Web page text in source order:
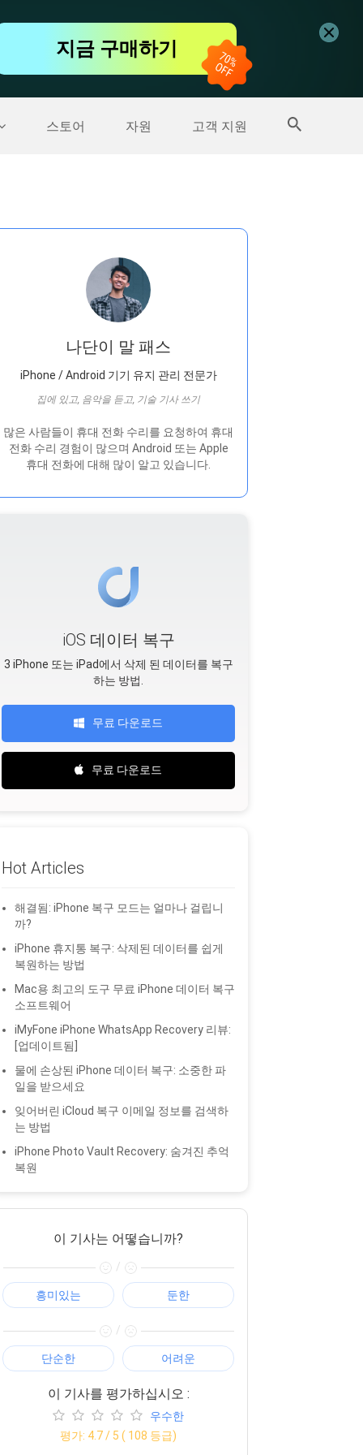
지금 구매하기
스토어 자원 고객 지원
더 많은 제품
나단이 말 패스
iPhone / Android 기기 유지 관리 전문가
집에 있고, 음악을 듣고, 기술 기사 쓰기
많은 사람들이 휴대 전화 수리를 요청하여 휴대
전화 수리 경험이 많으며 Android 또는 Apple
휴대 전화에 대해 많이 알고 있습니다.
iOS 데이터 복구
3 iPhone 또는 iPad에서 삭제 된 데이터를 복구
하는 방법.
무료 다운로드
무료 다운로드
Hot Articles
해결됨: iPhone 복구 모드는 얼마나 걸립니
까?
iPhone 휴지통 복구: 삭제된 데이터를 쉽게
복원하는 방법
Mac용 최고의 도구 무료 iPhone 데이터 복구
소프트웨어
iMyFone iPhone WhatsApp Recovery 리뷰:
[업데이트됨]
물에 손상된 iPhone 데이터 복구: 소중한 파
일을 받으세요
잊어버린 iCloud 복구 이메일 정보를 검색하
는 방법
iPhone Photo Vault Recovery: 숨겨진 추억
복원
이 기사는 어떻습니까?
/
흥미있는 둔한
/
단순한 어려운
이 기사를 평가하십시오 :
우수한
평가: 4.7/ 5 ( 108 등급)